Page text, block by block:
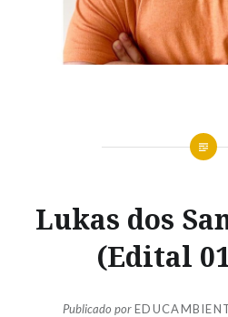
Lukas dos
(Edital
Publicado por